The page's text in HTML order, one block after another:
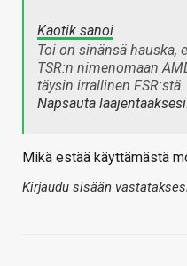
Kaotik sanoi
Toi on sinänsä hauska,
TSR:n nimenomaan
täysin irrallinen FSR:stä
Napsauta
Mikä estää käyttämästä
Kirjaudu sisään